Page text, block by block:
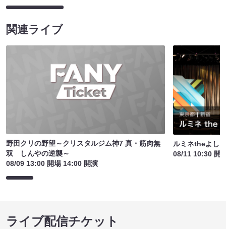
関連ライブ
野田クリの野望～クリスタルジム神7 真・筋肉無
双 しんやの逆襲～
08/09 13:00 開場 14:00 開演
ルミネtheよし
08/11 10:30 開
ライブ配信チケット